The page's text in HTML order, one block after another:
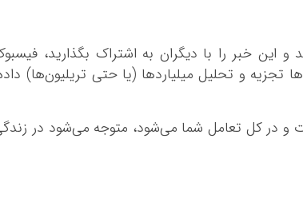
این خبر را با دیگران به اشتراک بگذارید،
و تحلیل میلیارد‌ها (یا حتی تریلیون‌ها)
و در کل تعامل شما می‌شود، متوجه می‌شود در